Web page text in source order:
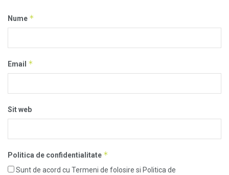
Nume *
Email *
Sit web
Politica de confidentialitate *
Sunt de acord cu Termeni de folosire si Politica de